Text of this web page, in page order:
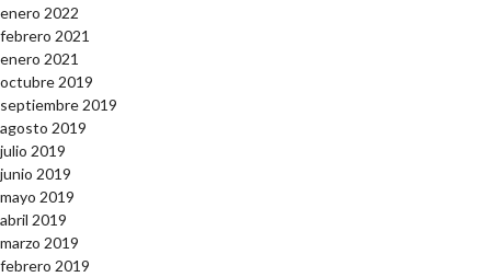
enero 2022
febrero 2021
enero 2021
octubre 2019
septiembre 2019
agosto 2019
julio 2019
junio 2019
mayo 2019
abril 2019
marzo 2019
febrero 2019